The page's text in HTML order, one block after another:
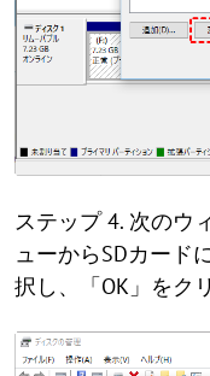
ステップ 4. 次のウ
ューからSDカード
択し、「OK」をク